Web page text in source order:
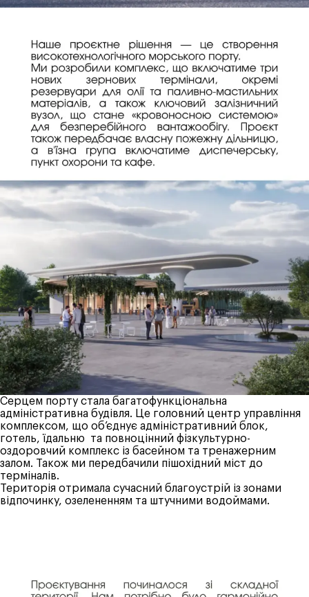
Серцем порту стала багатофункціональна
адміністративна будівля. Це головний центр управління
комплексом, що об’єднує адміністративний блок,
готель, їдальню та повноцінний фізкультурно-
оздоровчий комплекс із басейном та тренажерним
залом. Також ми передбачили пішохідний міст до
терміналів.
Територія отримала сучасний благоустрій із зонами
відпочинку, озелененням та штучними водоймами.